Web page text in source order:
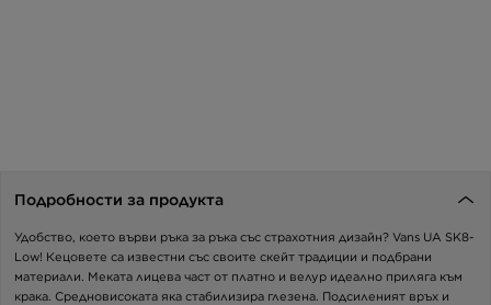
Подробности за продукта
Удобство, което върви ръка за ръка със страхотния дизайн? Vans UA SK8-
Low! Кецовете са известни със своите скейт традиции и подбрани
материали. Меката лицева част от платно и велур идеално приляга към
крака. Средновисоката яка стабилизира глезена. Подсиленият връх и